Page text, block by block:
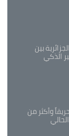
بين
للغابات: 445 حريقاً وأكثر من